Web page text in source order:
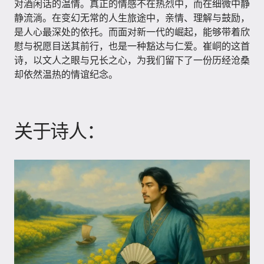
对酒闲话的温情。真正的情感不在热烈中，而在细微中静
静流淌。在变幻无常的人生旅途中，亲情、理解与鼓励，
是人心最深处的依托。而面对新一代的崛起，能够带着欣
慰与祝愿目送其前行，也是一种豁达与仁爱。崔峒的这首
诗，以文人之眼与兄长之心，为我们留下了一份历经沧桑
却依然温热的情谊纪念。
关于诗人：